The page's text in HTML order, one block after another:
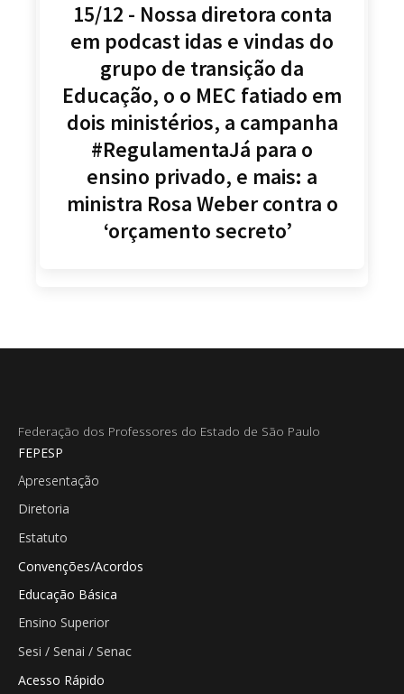
15/12 - Nossa diretora conta
em podcast idas e vindas do
grupo de transição da
Educação, o o MEC fatiado em
dois ministérios, a campanha
#RegulamentaJá para o
ensino privado, e mais: a
ministra Rosa Weber contra o
‘orçamento secreto’
Federação dos Professores do Estado de São Paulo
FEPESP
Apresentação
Diretoria
Estatuto
Convenções/Acordos
Educação Básica
Ensino Superior
Sesi / Senai / Senac
Acesso Rápido